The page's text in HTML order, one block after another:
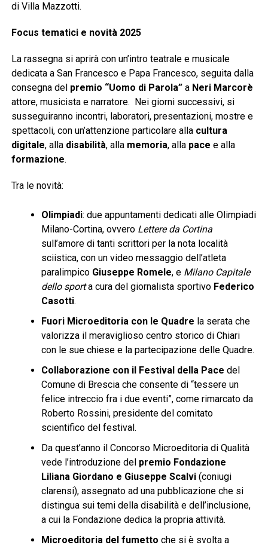
di Villa Mazzotti.
Focus tematici e novità 2025
La rassegna si aprirà con un’intro teatrale e musicale
dedicata a San Francesco e Papa Francesco, seguita dalla
consegna del premio “Uomo di Parola”a Neri Marcorè
attore, musicista e narratore. Nei giorni successivi, si
susseguiranno incontri, laboratori, presentazioni, mostre e
spettacoli, con un’attenzione particolare alla cultura
digitale, alla disabilità, alla memoria, alla pace e alla
formazione.
Tra le novità:
Olimpiadi: due appuntamenti dedicati alle Olimpiadi
Milano-Cortina, ovvero Lettere da Cortina
sull’amore di tanti scrittori per la nota località
sciistica, con un video messaggio dell’atleta
paralimpico Giuseppe Romele, e Milano Capitale
dello sporta cura del giornalista sportivo Federico
Casotti.
Fuori Microeditoria con le Quadre la serata che
valorizza il meraviglioso centro storico di Chiari
con le sue chiese e la partecipazione delle Quadre.
Collaborazione con il Festival della Pace del
Comune di Brescia che consente di “tessere un
felice intreccio fra i due eventi”, come rimarcato da
Roberto Rossini, presidente del comitato
scientifico del festival.
Da quest’anno il Concorso Microeditoria di Qualità
vede l’introduzione del premio Fondazione
Liliana Giordano e Giuseppe Scalvi (coniugi
clarensi), assegnato ad una pubblicazione che si
distingua sui temi della disabilità e dell’inclusione,
a cui la Fondazione dedica la propria attività.
Microeditoria del fumetto che si è svolta a